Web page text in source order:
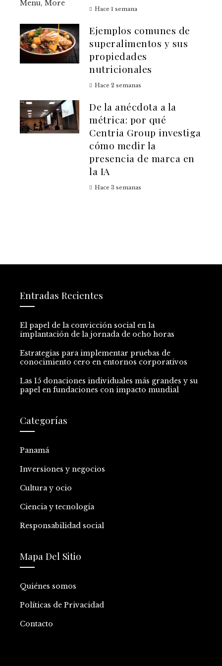
Hace 1 semana
Ejemplos comunes de
superalimentos y sus
propiedades
nutricionales
Hace 2 semanas
De la anécdota a la
métrica: por qué
Centria Group investiga
cómo medir la
presencia de marca en
la IA
Hace 3 semanas
Entradas Recientes
El papel de la convicción social en la
implantación de la jornada de ocho horas
Estrategias para implementar pruebas de
conocimiento cero en entornos corporativos
Las 15 donaciones individuales más grandes y su
papel en fundaciones con impacto mundial
Categorías
Panamá
Inversiones y negocios
Cultura y ocio
Ciencia y tecnología
Responsabilidad social
Mapa Del Sitio
Quiénes somos
Políticas de Privacidad
Contacto